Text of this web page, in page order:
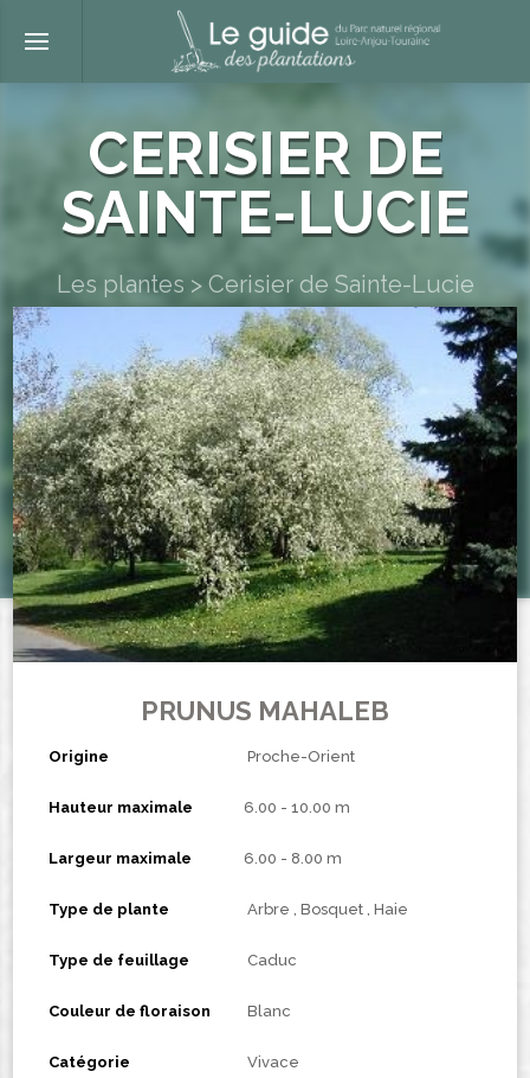
CERISIER DE
SAINTE-LUCIE
Les plantes > Cerisier de Sainte-Lucie
PRUNUS MAHALEB
Origine Proche-Orient
Hauteur maximale 6.00 - 10.00 m
Largeur maximale 6.00 - 8.00 m
Type de plante Arbre Bosquet Haie
Type de feuillage Caduc
Couleur de floraison Blanc
Catégorie Vivace